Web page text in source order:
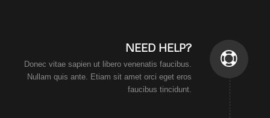
NEED HELP?
Donec vitae sapien ut libero venenatis faucibus.
Nullam quis ante. Etiam sit amet orci eget eros
faucibus tincidunt.